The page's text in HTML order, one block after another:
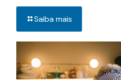
Saiba mais